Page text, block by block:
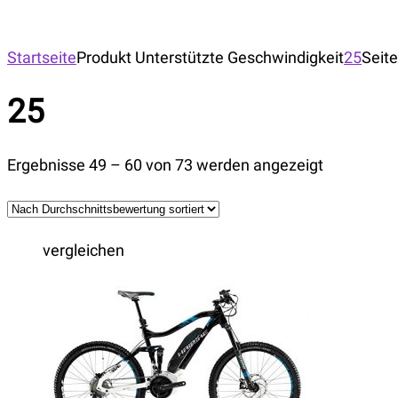
StartseiteProdukt Unterstützte Geschwindigkeit25
25
Ergebnisse 49 – 60 von 73 werden angezeigt
vergleichen